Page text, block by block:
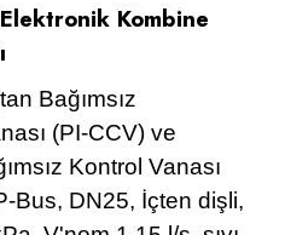
Kombine
Bağımsız
(PI-CCV) ve
Kontrol Vanası
Bus, DN25, İçten dişli,